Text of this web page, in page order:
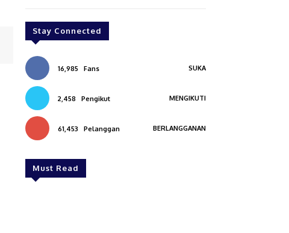
Stay Connected
16,985 Fans SUKA
2,458 Pengikut MENGIKUTI
61,453 Pelanggan BERLANGGANAN
Must Read